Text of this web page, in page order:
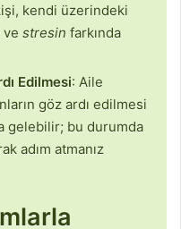
kendi üzerindeki
stresin farkında
Edilmesi: Aile
göz ardı edilmesi
gelebilir; bu durumda
adım atmanız